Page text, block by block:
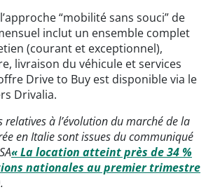
“mobilité sans souci” de
inclut un ensemble complet
(courant et exceptionnel),
livraison du véhicule et services
Drive to Buy est disponible via le
Drivalia.
relatives à l’évolution du marché de la
en Italie sont issues du communiqué
« La location atteint près de 34 %
nationales au premier trimestre